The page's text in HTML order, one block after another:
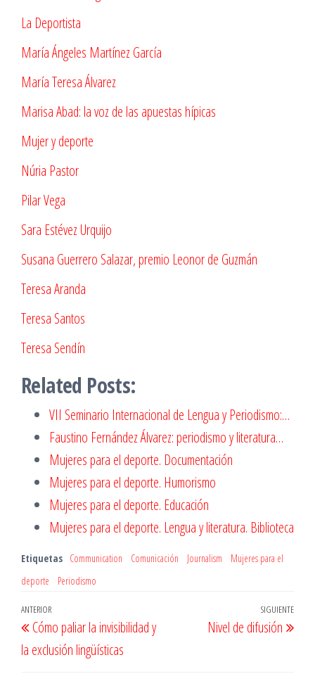
La Deportista
María Ángeles Martínez García
María Teresa Álvarez
Marisa Abad: la voz de las apuestas hípicas
Mujer y deporte
Núria Pastor
Pilar Vega
Sara Estévez Urquijo
Susana Guerrero Salazar, premio Leonor de Guzmán
Teresa Aranda
Teresa Santos
Teresa Sendín
Related Posts:
VII Seminario Internacional de Lengua y Periodismo:…
Faustino Fernández Álvarez: periodismo y literatura…
Mujeres para el deporte. Documentación
Mujeres para el deporte. Humorismo
Mujeres para el deporte. Educación
Mujeres para el deporte. Lengua y literatura. Biblioteca
Etiquetas Communication Comunicación Journalism
Mujeres para el
deporte
Periodismo
Navegación
de
entradas
Entrada
anterior
ANTERIOR
Cómo paliar la invisibilidad y
la exclusión lingüísticas
SIGUIENTE
Nivel de difusión